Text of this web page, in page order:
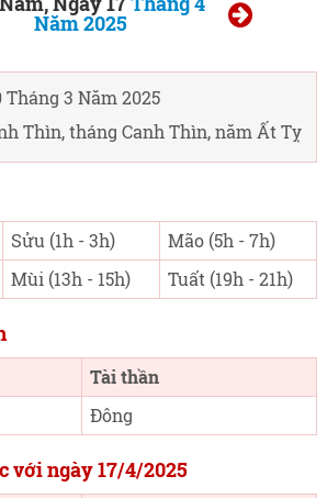
Năm 2025
3 Năm 2025
Thìn, tháng Canh Thìn, năm Ất Tỵ
Sửu (1h - 3h)
Mão (5h - 7h)
Mùi (13h - 15h) Tuất (19h - 21h)
Tài thần
Đông
với ngày 17/4/2025